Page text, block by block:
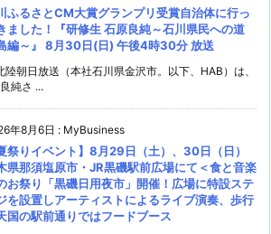
ふるさとCM大賞グランプリ受賞自治体に行っ
ました！『研修生 石原良純～石川県民への道
編～』 8月30日(日) 午後4時30分 放送
朝日放送（本社石川県金沢市。以下、HAB）は、
純さ ...
年8月6日 : MyBusiness
夏祭りイベント】8月29日（土）、30日（日）
県那須塩原市・JR黒磯駅前広場にて＜食と音楽
お祭り「黒磯日用夜市」開催！広場に特設ステ
を設置しアーティストによるライブ演奏、歩行
国の駅前通りではフードブース